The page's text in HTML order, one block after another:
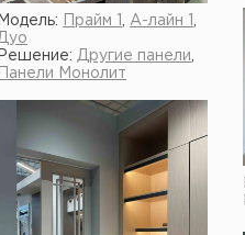
Модель: Прайм 1 А-лайн 1
Решение: Другие панели
Панели Монолит